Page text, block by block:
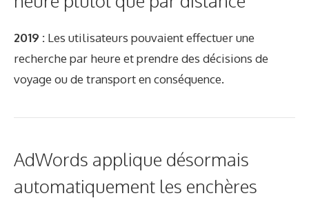
2019 : Les utilisateurs pouvaient effectuer une
recherche par heure et prendre des décisions de
voyage ou de transport en conséquence.
AdWords applique désormais
automatiquement les enchères